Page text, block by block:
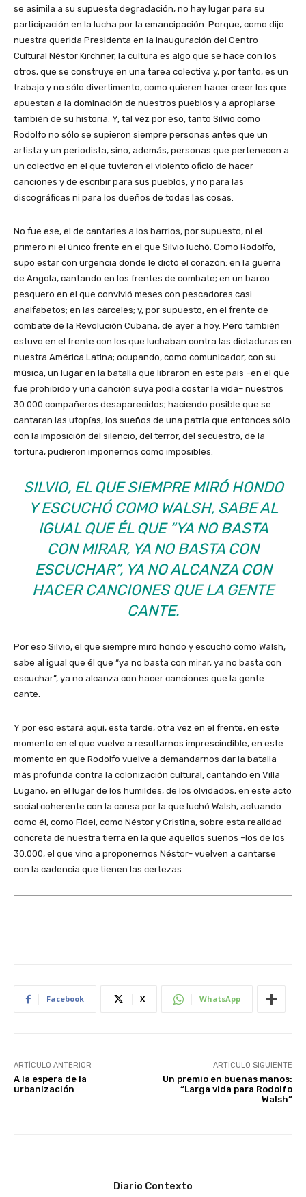
se asimila a su supuesta degradación, no hay lugar para su
participación en la lucha por la emancipación. Porque, como dijo
nuestra querida Presidenta en la inauguración del Centro
Cultural Néstor Kirchner, la cultura es algo que se hace con los
otros, que se construye en una tarea colectiva y, por tanto, es un
trabajo y no sólo divertimento, como quieren hacer creer los que
apuestan a la dominación de nuestros pueblos y a apropiarse
también de su historia. Y, tal vez por eso, tanto Silvio como
Rodolfo no sólo se supieron siempre personas antes que un
artista y un periodista, sino, además, personas que pertenecen a
un colectivo en el que tuvieron el violento oficio de hacer
canciones y de escribir para sus pueblos, y no para las
discográficas ni para los dueños de todas las cosas.
No fue ese, el de cantarles a los barrios, por supuesto, ni el
primero ni el único frente en el que Silvio luchó. Como Rodolfo,
supo estar con urgencia donde le dictó el corazón: en la guerra
de Angola, cantando en los frentes de combate; en un barco
pesquero en el que convivió meses con pescadores casi
analfabetos; en las cárceles; y, por supuesto, en el frente de
combate de la Revolución Cubana, de ayer a hoy. Pero también
estuvo en el frente con los que luchaban contra las dictaduras en
nuestra América Latina; ocupando, como comunicador, con su
música, un lugar en la batalla que libraron en este país –en el que
fue prohibido y una canción suya podía costar la vida– nuestros
30.000 compañeros desaparecidos; haciendo posible que se
cantaran las utopías, los sueños de una patria que entonces sólo
con la imposición del silencio, del terror, del secuestro, de la
tortura, pudieron imponernos como imposibles.
SILVIO, EL QUE SIEMPRE MIRÓ HONDO
Y ESCUCHÓ COMO WALSH, SABE AL
IGUAL QUE ÉL QUE “YA NO BASTA
CON MIRAR, YA NO BASTA CON
ESCUCHAR”, YA NO ALCANZA CON
HACER CANCIONES QUE LA GENTE
CANTE.
Por eso Silvio, el que siempre miró hondo y escuchó como Walsh,
sabe al igual que él que “ya no basta con mirar, ya no basta con
escuchar”, ya no alcanza con hacer canciones que la gente
cante.
Y por eso estará aquí, esta tarde, otra vez en el frente, en este
momento en el que vuelve a resultarnos imprescindible, en este
momento en que Rodolfo vuelve a demandarnos dar la batalla
más profunda contra la colonización cultural, cantando en Villa
Lugano, en el lugar de los humildes, de los olvidados, en este acto
social coherente con la causa por la que luchó Walsh, actuando
como él, como Fidel, como Néstor y Cristina, sobre esta realidad
concreta de nuestra tierra en la que aquellos sueños –los de los
30.000, el que vino a proponernos Néstor– vuelven a cantarse
con la cadencia que tienen las certezas.
Facebook X WhatsApp
ARTÍCULO ANTERIOR
A la espera de la
urbanización
ARTÍCULO SIGUIENTE
Un premio en buenas manos:
“Larga vida para Rodolfo
Walsh”
Diario Contexto